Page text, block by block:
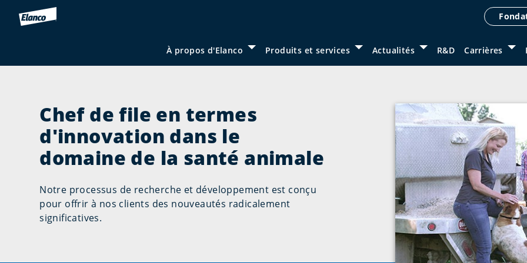
À propos d'Elanco Show submenu for “À propos d'Elanco”
Produits et services Show submenu for “Produits et services
Actualités Show submenu for “
R&D Carrières
Chef de file en termes
d'innovation dans le
domaine de la santé animale
Notre processus de recherche et développement est conçu
pour offrir à nos clients des nouveautés radicalement
significatives.